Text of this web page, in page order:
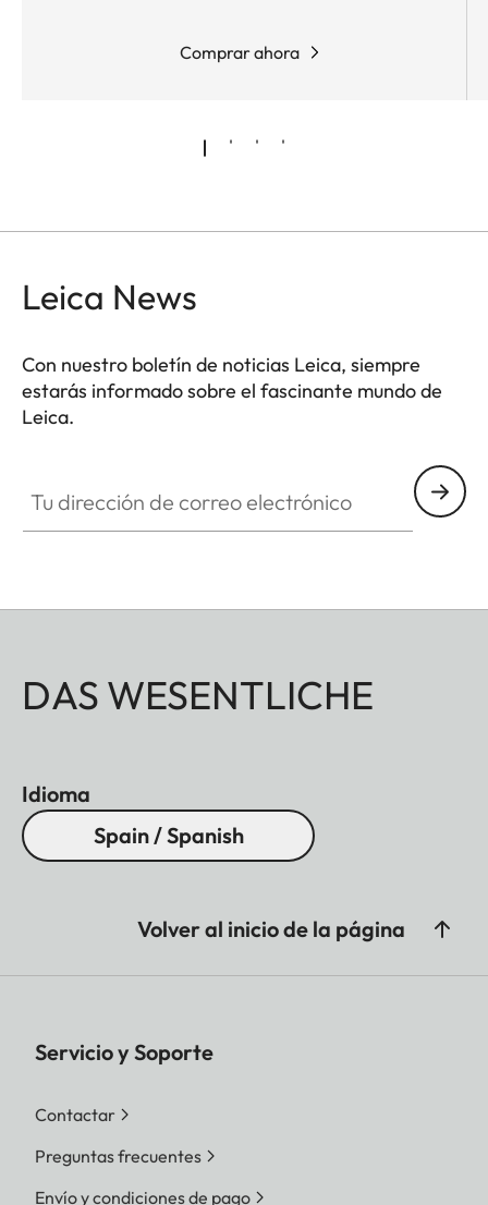
Comprar ahora
Leica News
Con nuestro boletín de noticias Leica, siempre
estarás informado sobre el fascinante mundo de
Leica.
DAS WESENTLICHE
Idioma
Spain / Spanish
Volver al inicio de la página
Servicio y Soporte
Contactar
Preguntas frecuentes
Envío y condiciones de pago